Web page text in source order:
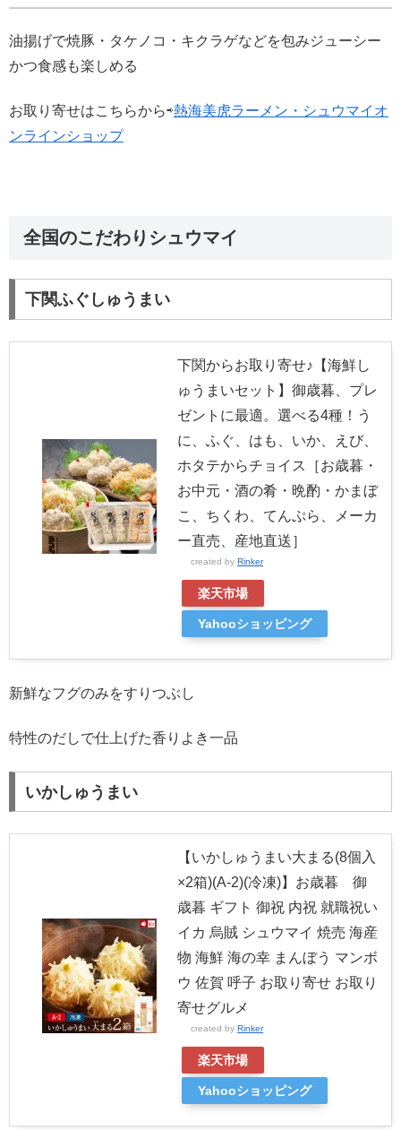
油揚げで焼豚・タケノコ・キクラゲなどを包みジューシー
かつ食感も楽しめる
お取り寄せはこちらから⇨熱海美虎ラーメン・シュウマイオ
ンラインショップ
全国のこだわりシュウマイ
下関ふぐしゅうまい
下関からお取り寄せ♪【海鮮し
ゅうまいセット】御歳暮、プレ
ゼントに最適。選べる4種！う
に、ふぐ、はも、いか、えび、
ホタテからチョイス［お歳暮・
お中元・酒の肴・晩酌・かまぼ
こ、ちくわ、てんぷら、メーカ
ー直売、産地直送］
created by Rinker
楽天市場
Yahooショッピング
新鮮なフグのみをすりつぶし
特性のだしで仕上げた香りよき一品
いかしゅうまい
【いかしゅうまい大まる(8個入
×2箱)(A-2)(冷凍)】お歳暮 御
歳暮 ギフト 御祝 内祝 就職祝い
イカ 烏賊 シュウマイ 焼売 海産
物 海鮮 海の幸 まんぼう マンボ
ウ 佐賀 呼子 お取り寄せ お取り
寄せグルメ
created by Rinker
楽天市場
Yahooショッピング